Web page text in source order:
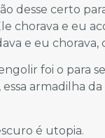
desse certo
chorava e eu
e eu chorava,
foi o para
essa armadilha
é utopia.